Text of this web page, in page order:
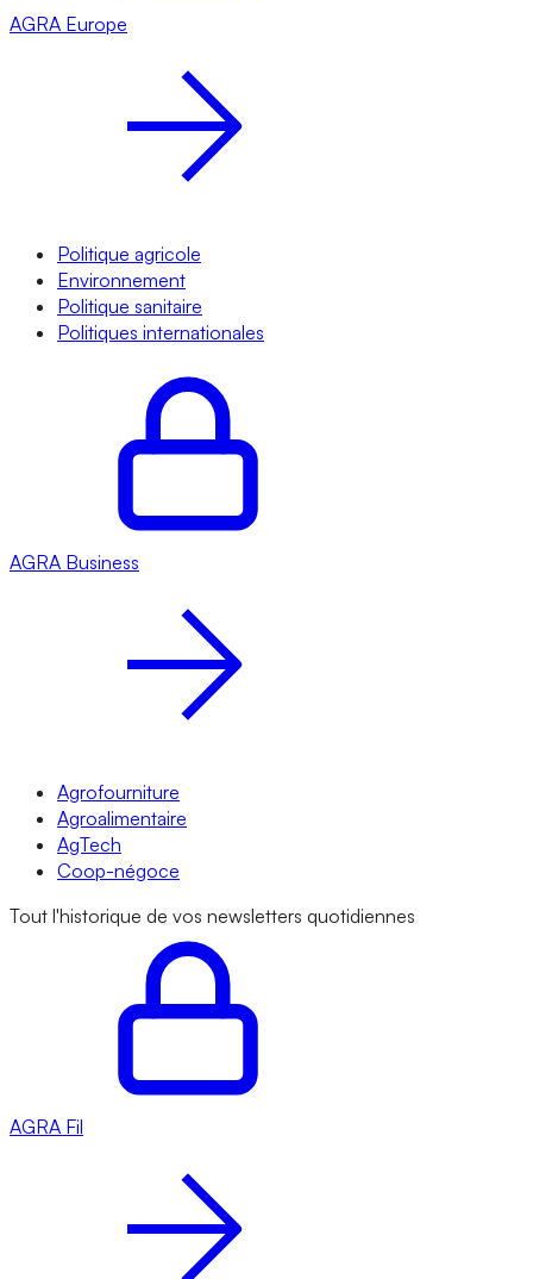
AGRA Europe
Politique agricole
Environnement
Politique sanitaire
Politiques internationales
AGRA Business
Agrofourniture
Agroalimentaire
AgTech
Coop-négoce
Tout l'historique de vos newsletters quotidiennes
AGRA Fil